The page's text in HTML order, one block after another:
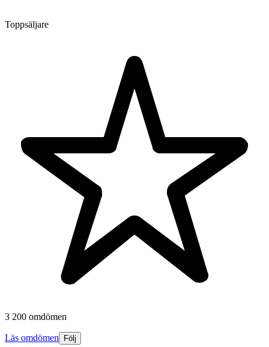
Toppsäljare
3 200 omdömen
Läs omdömen Följ